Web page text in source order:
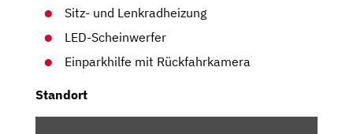
Sitz- und Lenkradheizung
LED-Scheinwerfer
Einparkhilfe mit Rückfahrkamera
Standort